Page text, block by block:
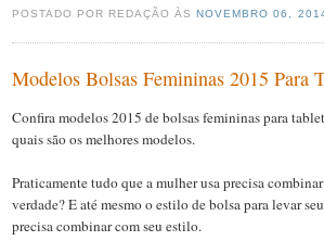
POSTADO POR REDAÇÃO ÀSNOVEMBRO 06,
Modelos Bolsas Femininas 2015 Para
Confira modelos 2015 de bolsas femininas para
quais são os melhores modelos.
Praticamente tudo que a mulher usa precisa
verdade? E até mesmo o estilo de bolsa para levar
precisa combinar com seu estilo.